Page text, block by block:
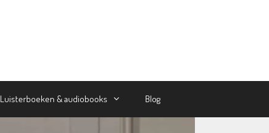
Luisterboeken & audiobooks Blog